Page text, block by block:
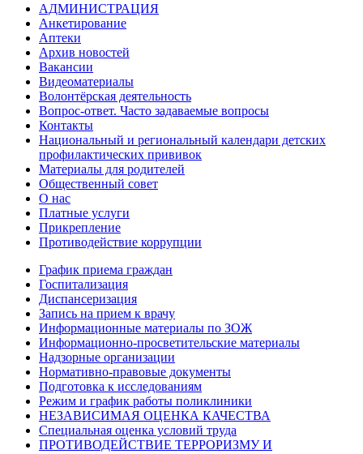
АДМИНИСТРАЦИЯ
Анкетирование
Аптеки
Архив новостей
Вакансии
Видеоматериалы
Волонтёрская деятельность
Вопрос-ответ. Часто задаваемые вопросы
Контакты
Национальный и региональный календари детских
профилактических прививок
Материалы для родителей
Общественный совет
О нас
Платные услуги
Прикрепление
Противодействие коррупции
График приема граждан
Госпитализация
Диспансеризация
Запись на прием к врачу
Информационные материалы по ЗОЖ
Информационно-просветительские материалы
Надзорные организации
Нормативно-правовые документы
Подготовка к исследованиям
Режим и график работы поликлиники
НЕЗАВИСИМАЯ ОЦЕНКА КАЧЕСТВА
Специальная оценка условий труда
ПРОТИВОДЕЙСТВИЕ ТЕРРОРИЗМУ И